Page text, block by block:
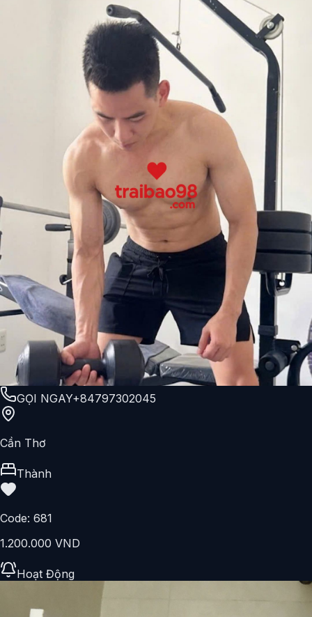
GỌI NGAY+84797302045
Cần Thơ
Thành
Code: 681
1.200.000 VND
Hoạt Động